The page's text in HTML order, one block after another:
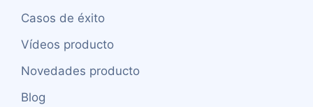
Casos de éxito
Vídeos producto
Novedades producto
Blog